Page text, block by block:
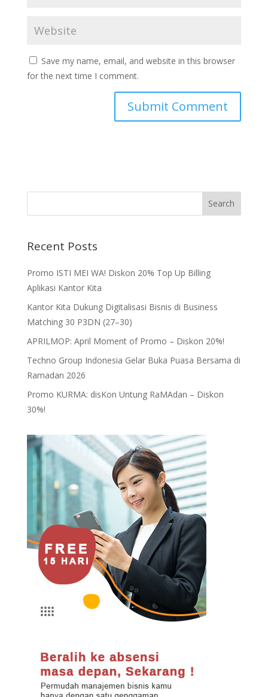
Save my name, email, and website in this browser
for the next time I comment.
Recent Posts
Promo ISTI MEI WA! Diskon 20% Top Up Billing
Aplikasi Kantor Kita
Kantor Kita Dukung Digitalisasi Bisnis di Business
Matching 30 P3DN (27–30)
APRILMOP: April Moment of Promo – Diskon 20%!
Techno Group Indonesia Gelar Buka Puasa Bersama di
Ramadan 2026
Promo KURMA: disKon Untung RaMAdan – Diskon
30%!